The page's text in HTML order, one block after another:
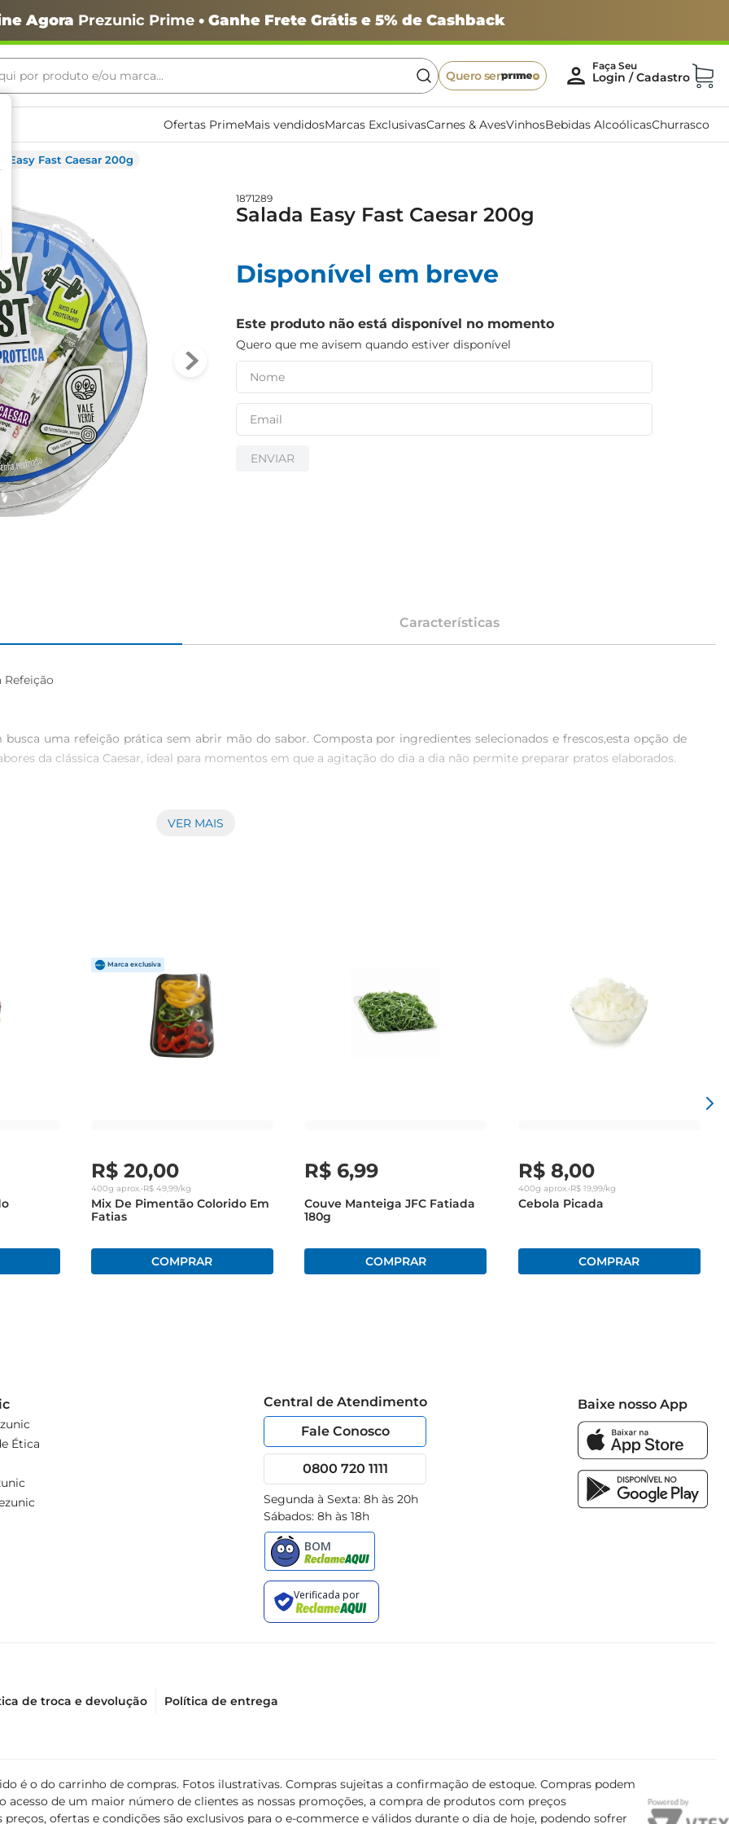
Agora Prezunic Prime• Ganhe Frete Grátis e 5% de Cashback
por produto e/ou marca...
Quero ser
Ofertas PrimeMais vendidosMarcas ExclusivasCarnes & AvesVinhosBebidas AlcoólicasChurrasco
Easy Fast Caesar 200g
1871289
Salada Easy Fast Caesar 200g
Disponível em breve
Este produto não está disponível no momento
Quero que me avisem quando estiver disponível
ENVIAR
Características
Refeição
busca uma refeição prática sem abrir mão do sabor. Composta por ingredientes selecionados e frescos,esta opção de
da clássica Caesar, ideal para momentos em que a agitação do dia a dia não permite preparar pratos elaborados.
elaborada, garantindo a você uma experiência de sabor autêntica. São ingredientes que proporcionam um
Easy Fast Caesar é perfeita para acompanhamentos ouaté mesmo como prato principal, especialmente para aqueles
você procura levando para sua rotina uma refeição que seja prática, saborosa e nutritiva, essa é a sua escolha certa.
VER MAIS
R$ 20,00
400g aprox.•R$ 49,99/kg
Mix De Pimentão Colorido Em
Fatias
R$ 6,99
Couve Manteiga JFC Fatiada
180g
R$ 8,00
400g aprox.•R$ 19,99/kg
Cebola Picada
Ética
Central de Atendimento
Fale Conosco
0800 720 1111
Segunda à Sexta: 8h às 20h
Sábados: 8h às 18h
Baixe nosso App
de troca e devolução Política de entrega
é o do carrinho de compras. Fotos ilustrativas. Compras sujeitas a confirmação de estoque. Compras podem
acesso de um maior número de clientes as nossas promoções, a compra de produtos com preços
ofertas e condições são exclusivos para o e-commerce e válidos durante o dia de hoje, podendo sofrer
buscados